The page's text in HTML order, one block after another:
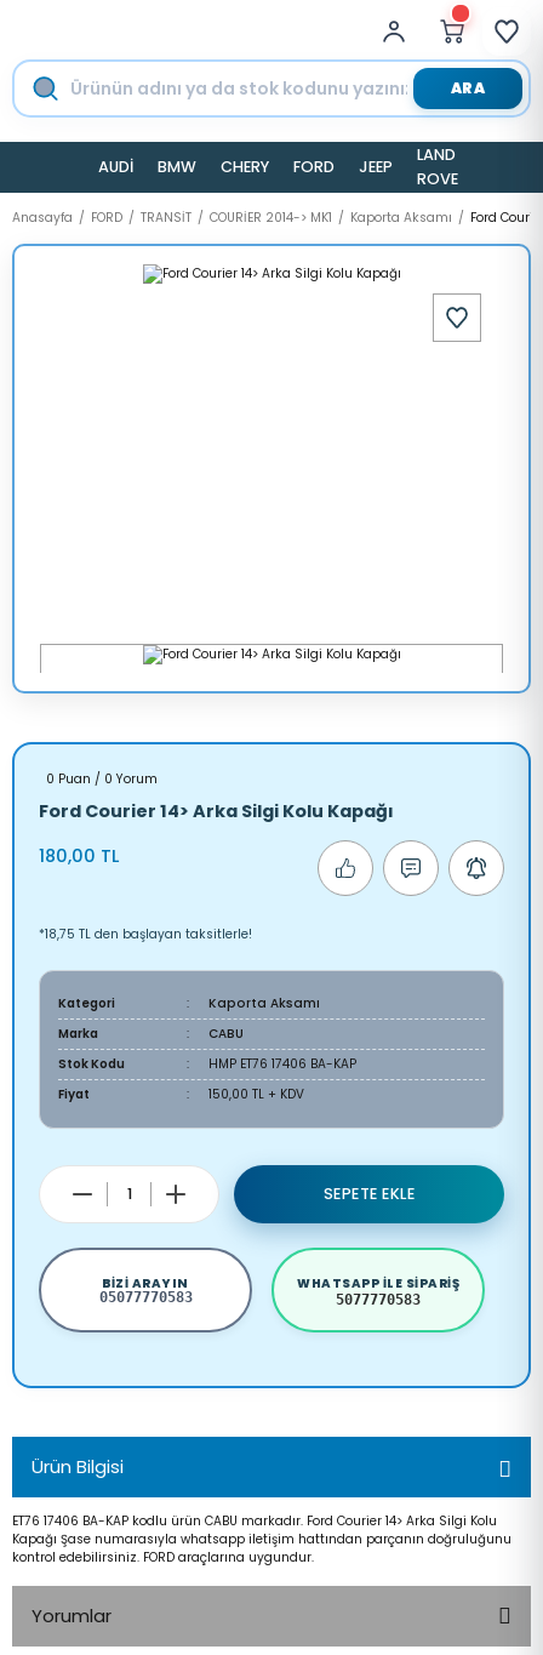
ARA
AUDİ BMW CHERY FORD JEEP
LAND
ROVER
Anasayfa FORD TRANSİT COURİER 2014-> MK1 Kaporta Aksamı Ford
0 Puan / 0 Yorum
Ford Courier 14> Arka Silgi Kolu Kapağı
180,00 TL
*18,75 TL den başlayan taksitlerle!
Kategori
Kaporta Aksamı
Marka
CABU
Stok Kodu
HMP ET76 17406 BA-KAP
Fiyat
150,00 TL + KDV
SEPETE EKLE
BIZI ARAYIN
05077770583
WHATSAPP ILE SIPARIŞ
5077770583
Ürün Bilgisi
ET76 17406 BA-KAP kodlu ürün CABU markadır. Ford Courier 14> Arka Silgi Kolu
Kapağı Şase numarasıyla whatsapp iletişim hattından parçanın doğruluğunu
kontrol edebilirsiniz. FORD araçlarına uygundur.
Yorumlar